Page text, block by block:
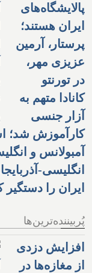
پالایشگاه‌های
ایران هستند؛
پرستار، آرمین
عزیزی مهر،
در تورنتو
کانادا متهم به
آزار جنسی
کارآموزش شد؛
آمبولانس و
انگلیسی-
ایران را دستگیر
پُربیننده‌ترین‌ها
افزایش دزدی
از مغازه‌ها در